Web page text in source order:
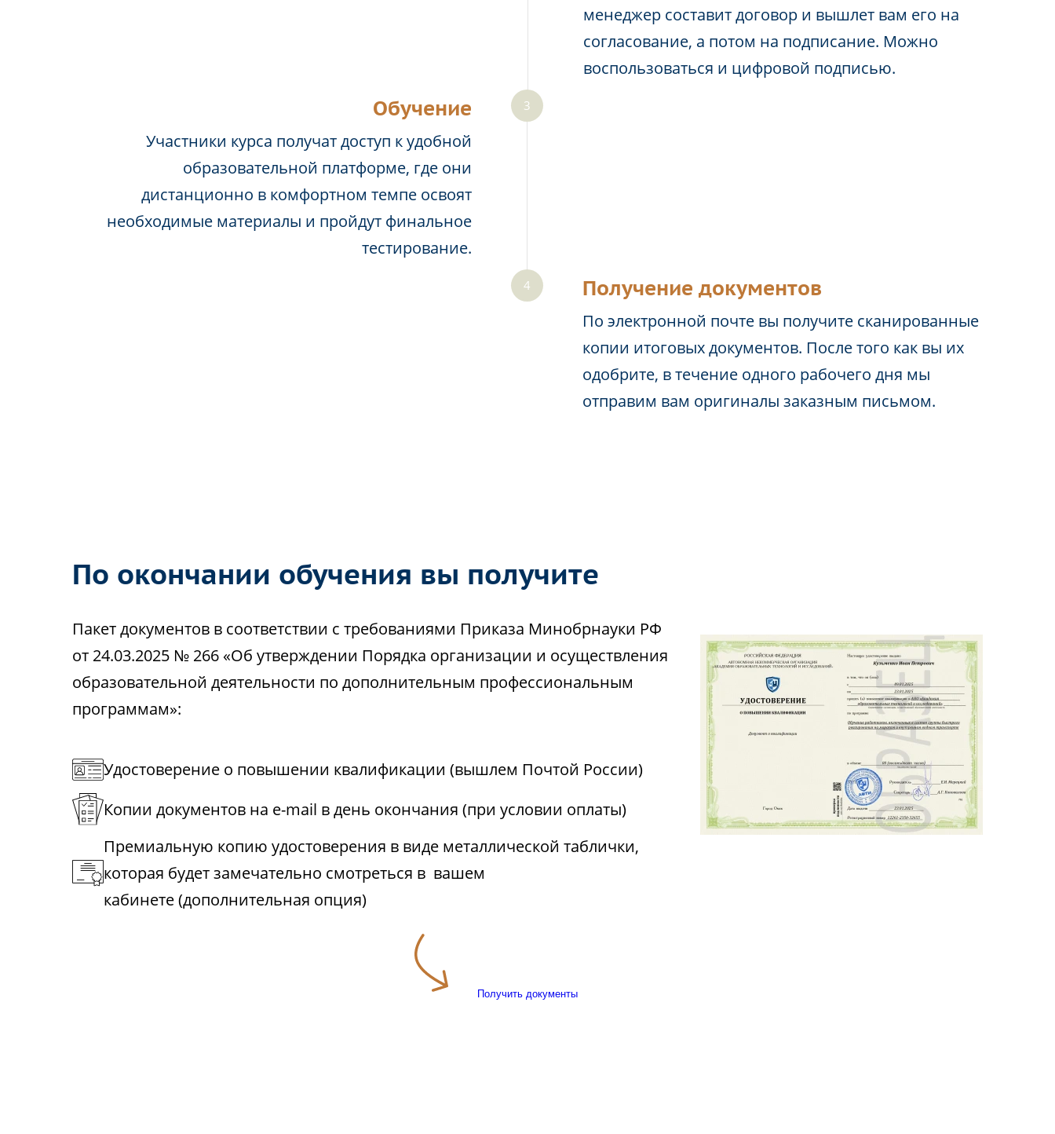
менеджер составит договор и вышлет вам его на
согласование, а потом на подписание. Можно
воспользоваться и цифровой подписью.
Обучение
Участники курса получат доступ к удобной
образовательной платформе, где они
дистанционно в комфортном темпе освоят
необходимые материалы и пройдут финальное
тестирование.
Получение документов
По электронной почте вы получите сканированные
копии итоговых документов. После того как вы их
одобрите, в течение одного рабочего дня мы
отправим вам оригиналы заказным письмом.
По окончании обучения вы получите
Пакет документов в соответствии с требованиями Приказа Минобрнауки РФ
от 24.03.2025 № 266 «Об утверждении Порядка организации и осуществления
образовательной деятельности по дополнительным профессиональным
программам»:
Удостоверение о повышении квалификации (вышлем Почтой России)
Копии документов на e-mail в день окончания (при условии оплаты)
Премиальную копию удостоверения в виде металлической таблички,
которая будет замечательно смотреться в вашем
кабинете (дополнительная опция)
Получить документы